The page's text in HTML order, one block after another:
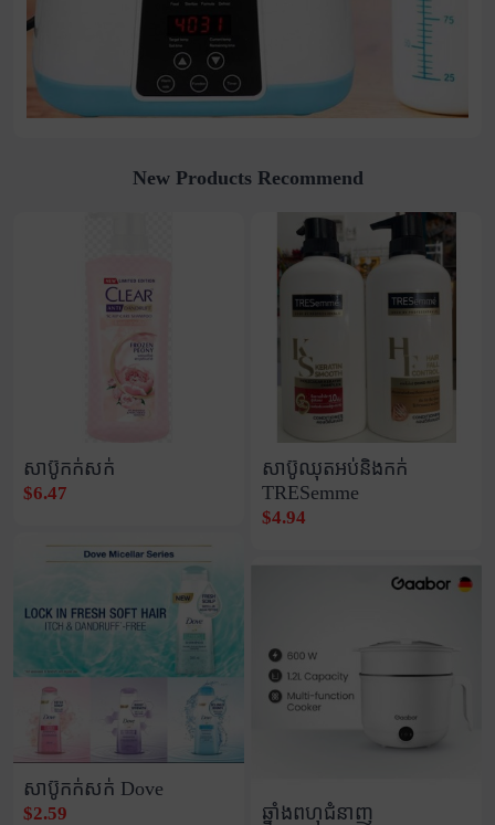
New Products Recommend
សាប៊ូកក់សក់
$6.47
សាប៊ូកក់សក់ Dove
$2.59
សាប៊ូឈុតអប់និងកក់
TRESemme
$4.94
ឆ្នាំងពហុជំនាញ